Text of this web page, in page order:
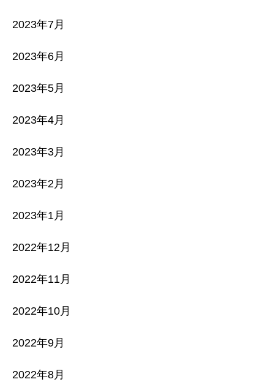
2023年7月
2023年6月
2023年5月
2023年4月
2023年3月
2023年2月
2023年1月
2022年12月
2022年11月
2022年10月
2022年9月
2022年8月